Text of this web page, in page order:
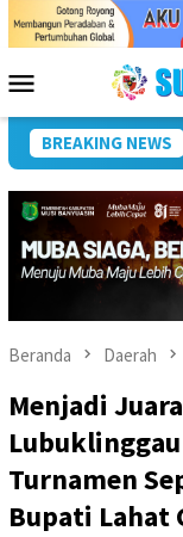
Menu
Mobile
BREAKING NEWS
Dorong UMKM
Beranda Daerah
Menjadi
Turnamen
Bupati Lahat